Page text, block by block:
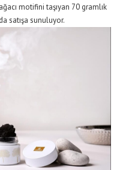
motifini taşıyan 70 gramlık
da satışa sunuluyor.